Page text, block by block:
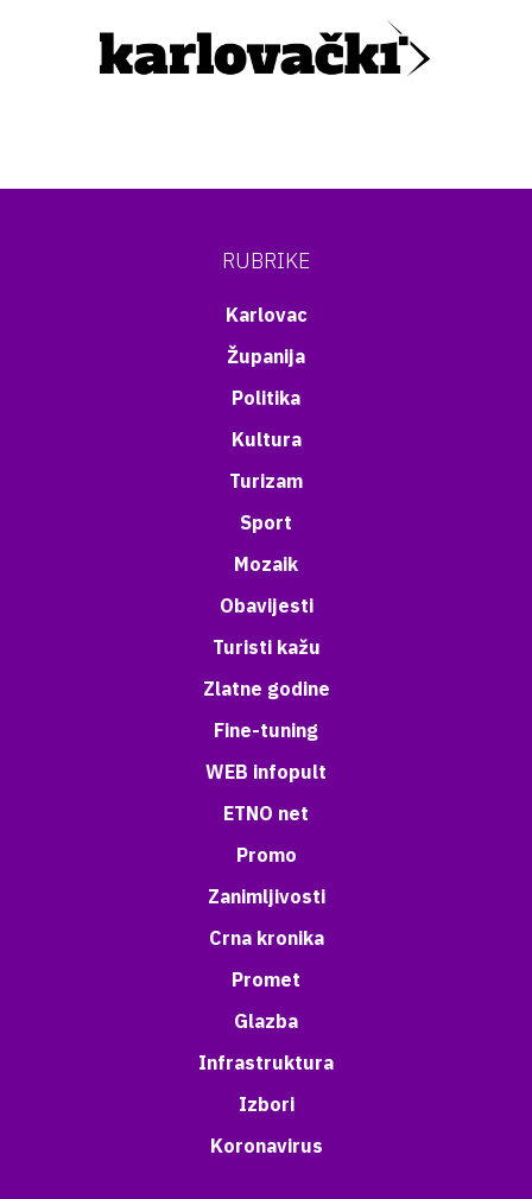
RUBRIKE
Karlovac
Županija
Politika
Kultura
Turizam
Sport
Mozaik
Obavijesti
Turisti kažu
Zlatne godine
Fine-tuning
WEB infopult
ETNO net
Promo
Zanimljivosti
Crna kronika
Promet
Glazba
Infrastruktura
Izbori
Koronavirus